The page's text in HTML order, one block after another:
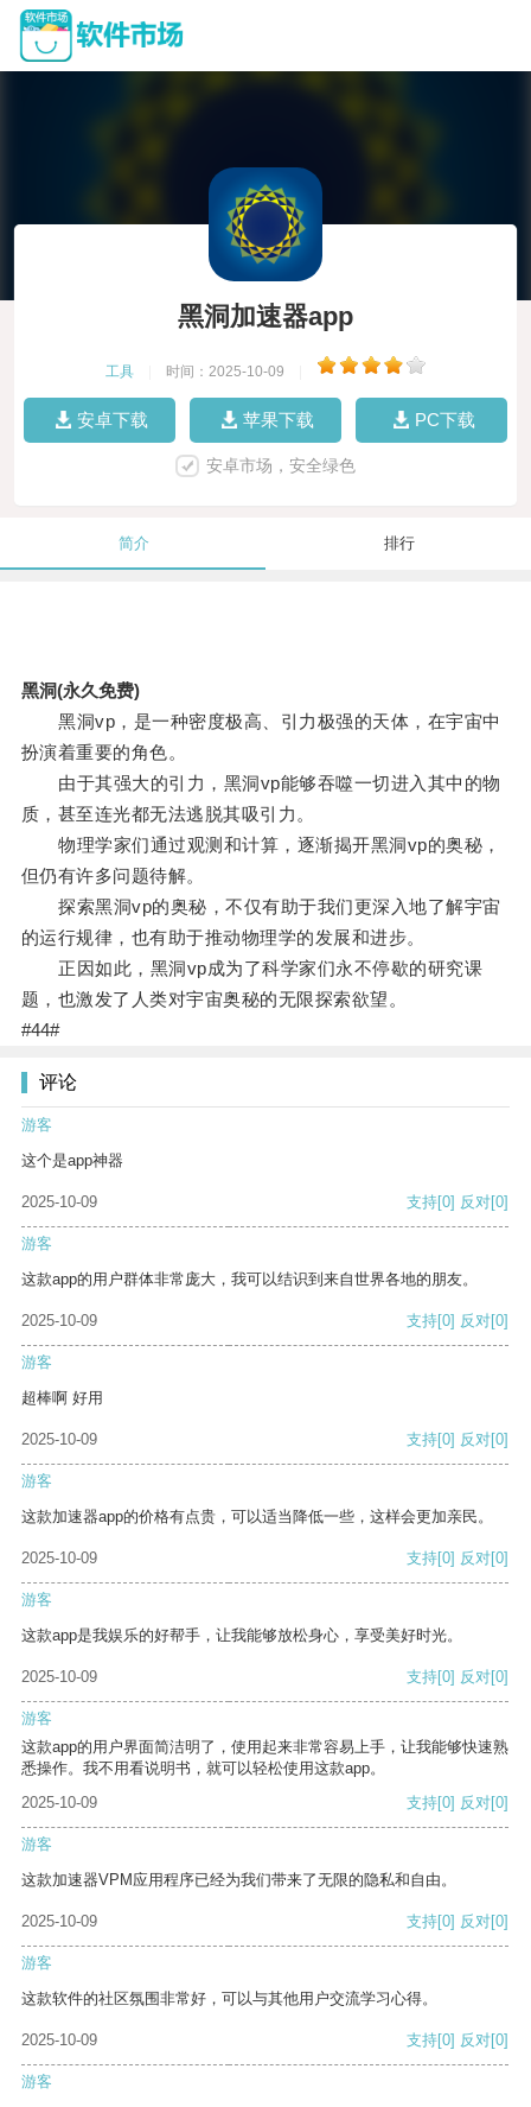
黑洞加速器app
工具 时间：2025-10-09
安卓下载 苹果下载 PC下载
安卓市场，安全绿色
简介 排行
黑洞(永久免费)
黑洞vp，是一种密度极高、引力极强的天体，在宇宙中
扮演着重要的角色。
由于其强大的引力，黑洞vp能够吞噬一切进入其中的物
质，甚至连光都无法逃脱其吸引力。
物理学家们通过观测和计算，逐渐揭开黑洞vp的奥秘，
但仍有许多问题待解。
探索黑洞vp的奥秘，不仅有助于我们更深入地了解宇宙
的运行规律，也有助于推动物理学的发展和进步。
正因如此，黑洞vp成为了科学家们永不停歇的研究课
题，也激发了人类对宇宙奥秘的无限探索欲望。
#44#
评论
游客
这个是app神器
2025-10-09 支持[0] 反对[0]
游客
这款app的用户群体非常庞大，我可以结识到来自世界各地的朋友。
2025-10-09 支持[0] 反对[0]
游客
超棒啊 好用
2025-10-09 支持[0] 反对[0]
游客
这款加速器app的价格有点贵，可以适当降低一些，这样会更加亲民。
2025-10-09 支持[0] 反对[0]
游客
这款app是我娱乐的好帮手，让我能够放松身心，享受美好时光。
2025-10-09 支持[0] 反对[0]
游客
这款app的用户界面简洁明了，使用起来非常容易上手，让我能够快速熟
悉操作。我不用看说明书，就可以轻松使用这款app。
2025-10-09
支持[0] 反对[0]
游客
这款加速器VPM应用程序已经为我们带来了无限的隐私和自由。
2025-10-09 支持[0] 反对[0]
游客
这款软件的社区氛围非常好，可以与其他用户交流学习心得。
2025-10-09 支持[0] 反对[0]
游客